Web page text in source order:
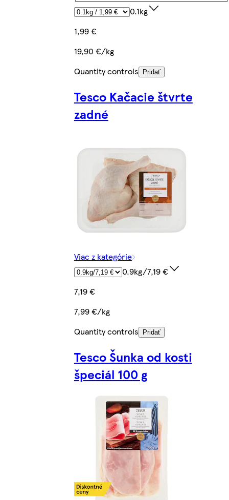
0.1kg
1,99 €
19,90 €/kg
Quantity controls
Pridať
Tesco Kačacie štvrte
zadné
Viac z kategórie
0.9kg/7,19 €
7,19 €
7,99 €/kg
Quantity controls
Pridať
Tesco Šunka od kosti
špeciál 100 g